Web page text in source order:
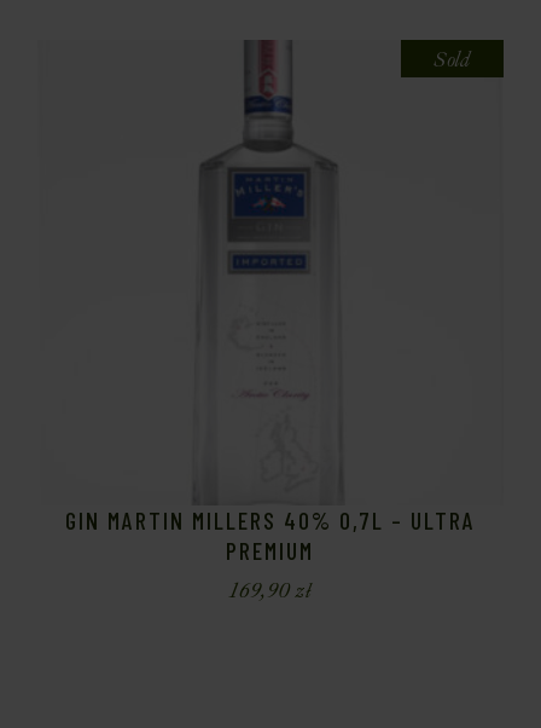
Sold
GIN MARTIN MILLERS 40% 0,7L – ULTRA
PREMIUM
169,90zł